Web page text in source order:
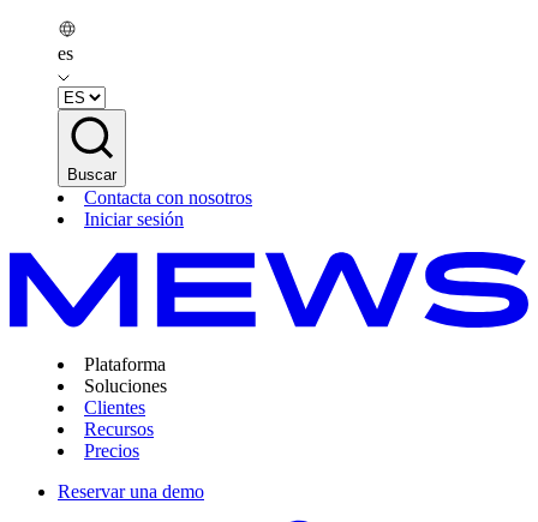
es
Buscar
Contacta con nosotros
Iniciar sesión
Plataforma
Soluciones
Clientes
Recursos
Precios
Reservar una demo